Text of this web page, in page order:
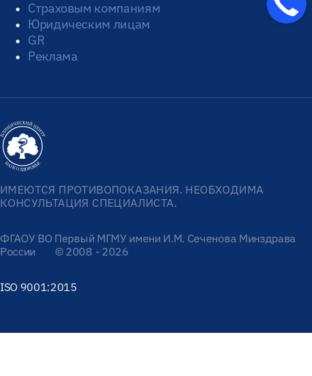
Страховым компаниям
Юридическим лицам
GR
Реклама
ИМЕЮТСЯ ПРОТИВОПОКАЗАНИЯ. НЕОБХОДИМА
КОНСУЛЬТАЦИЯ СПЕЦИАЛИСТА.
ФГАОУ ВО Первый МГМУ имени И.М. Сеченова Минздрава
России
© 2008 - 2026
ISO 9001:2015